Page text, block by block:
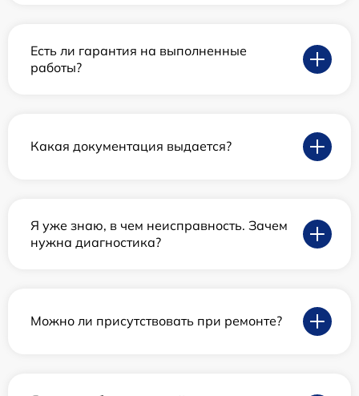
Есть ли гарантия на выполненные
работы?
Какая документация выдается?
Я уже знаю, в чем неисправность. Зачем
нужна диагностика?
Можно ли присутствовать при ремонте?